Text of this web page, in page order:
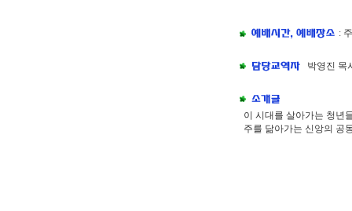
:
박영진 목
이 시대를 살아가는 청년
주를 닮아가는 신앙의 공